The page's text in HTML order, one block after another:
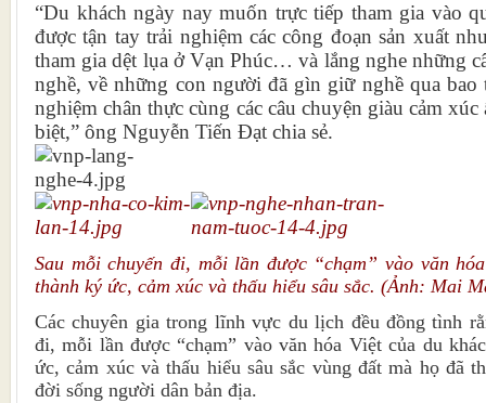
“Du khách ngày nay muốn trực tiếp tham gia vào
được tận tay trải nghiệm các công đoạn sản xuất
tham gia dệt lụa ở Vạn Phúc… và lắng nghe những
nghề, về những con người đã gìn giữ nghề qua
nghiệm chân thực cùng các câu chuyện giàu cảm
biệt,” ông Nguyễn Tiến Đạt chia sẻ.
Sau mỗi chuyến đi, mỗi lần được “chạm” vào văn
thành ký ức, cảm xúc và thấu hiểu sâu sắc. (Ảnh: Mai
Các chuyên gia trong lĩnh vực du lịch đều đồng tình
đi, mỗi lần được “chạm” vào văn hóa Việt của du
ức, cảm xúc và thấu hiểu sâu sắc vùng đất mà họ đã
đời sống người dân bản địa.